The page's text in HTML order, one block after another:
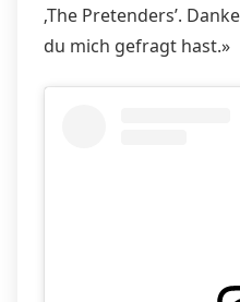
‚The Pretenders’.
du mich gefragt hast.»